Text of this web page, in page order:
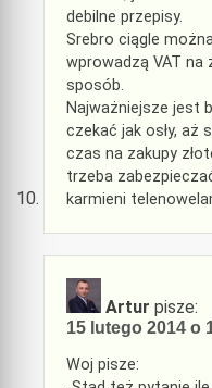
debilne przepisy.
Srebro ciągle
wprowadzą VAT na
sposób.
Najważniejsze jest
czekać jak osły, aż
czas na zakupy
trzeba
karmieni
Artur pisze:
15 lutego 2014 o
Woj pisze: